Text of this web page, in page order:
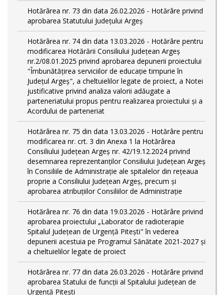
Hotărârea nr. 73 din data 26.02.2026 - Hotărâre privind
aprobarea Statutului Județului Argeș
Hotărârea nr. 74 din data 13.03.2026 - Hotărâre pentru
modificarea Hotărării Consiliului Județean Argeș
nr.2/08.01.2025 privind aprobarea depunerii proiectului
"Îmbunătățirea serviciilor de educație timpurie în
Județul Argeș", a cheltuielilor legate de proiect, a Notei
justificative privind analiza valorii adăugate a
parteneriatului propus pentru realizarea proiectului și a
Acordului de parteneriat
Hotărârea nr. 75 din data 13.03.2026 - Hotărâre pentru
modificarea nr. crt. 3 din Anexa 1 la Hotărârea
Consiliului Județean Argeș nr. 42/19.12.2024 privind
desemnarea reprezentanților Consiliului Județean Argeș
în Consiliile de Administrație ale spitalelor din rețeaua
proprie a Consiliului Județean Argeș, precum și
aprobarea atribuțiilor Consiliilor de Administrație
Hotărârea nr. 76 din data 19.03.2026 - Hotărâre privind
aprobarea proiectului „Laborator de radioterapie
Spitalul Județean de Urgență Pitești" în vederea
depunerii acestuia pe Programul Sănătate 2021-2027 și
a cheltuielilor legate de proiect
Hotărârea nr. 77 din data 26.03.2026 - Hotărâre privind
aprobarea Statului de funcții al Spitalului Județean de
Urgență Pitești